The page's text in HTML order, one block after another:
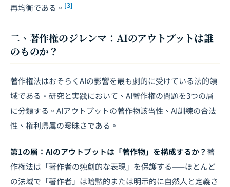
再均衡である。 [3]
二、著作権のジレンマ：AIのアウトプットは誰
のものか？
著作権法はおそらくAIの影響を最も劇的に受けている法的領
域である。研究と実践において、AI著作権の問題を3つの層
に分類する。AIアウトプットの著作物該当性、AI訓練の合法
性、権利帰属の曖昧さである。
第1の層：AIのアウトプットは「著作物」を構成するか？著
作権法は「著作者の独創的な表現」を保護する——ほとんど
の法域で「著作者」は暗黙的または明示的に自然人と定義さ